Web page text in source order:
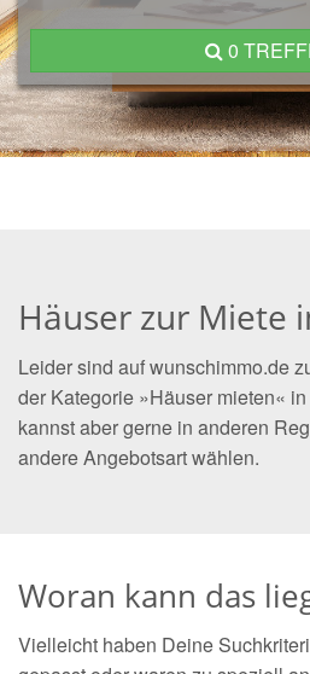
0
Häuser zur Miete
Leider sind auf wunschimmo.de
der Kategorie »Häuser mieten«
kannst aber gerne in anderen
andere Angebotsart wählen.
Woran kann das
Vielleicht haben Deine